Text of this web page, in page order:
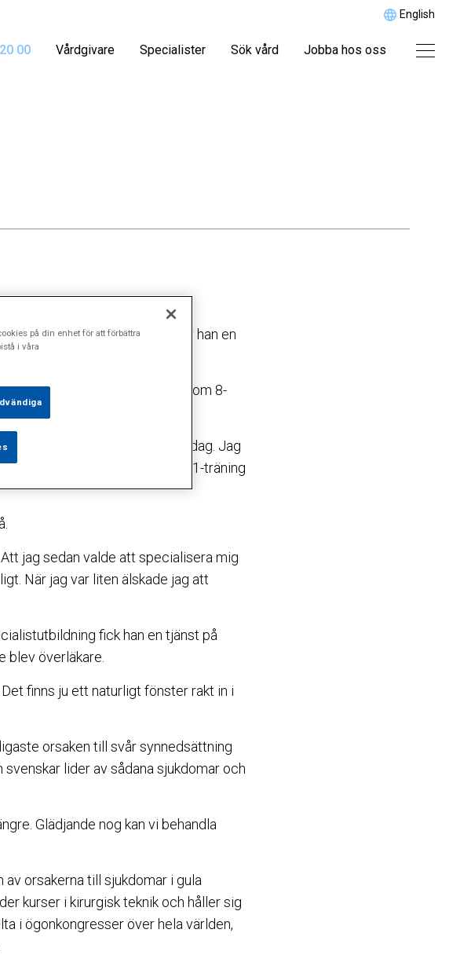
English
00 Vårdgivare Specialister Sök vård Jobba hos oss
att bygga modellbilar. I dag är han en
fundera på läkaryrket redan som 8-
så att han var ledig varje onsdag. Jag
man kunna kombinera Formel1-träning
jag sedan valde att specialisera mig
När jag var liten älskade jag att
fick han en tjänst på
blev överläkare.
finns ju ett naturligt fönster rakt in i
orsaken till svår synnedsättning
lider av sådana sjukdomar och
Glädjande nog kan vi behandla
orsakerna till sjukdomar i gula
kurser i kirurgisk teknik och håller sig
i ögonkongresser över hela världen,
på din enhet för att förbättra
i våra